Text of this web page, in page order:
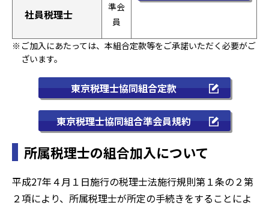
社員税理士
準会
員
ご加入にあたっては、本組合定款等をご承諾いただく必要がご
ざいます。
東京税理士協同組合定款
東京税理士協同組合準会員規約
所属税理士の組合加入について
平成27年４月１日施行の税理士法施行規則第１条の２第
２項により、所属税理士が所定の手続きをすることによ